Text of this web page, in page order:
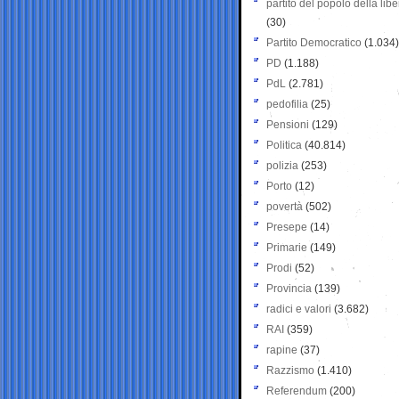
partito del popolo della
(30)
Partito Democratico (1.034)
PD (1.188)
PdL (2.781)
pedofilia (25)
Pensioni (129)
Politica (40.814)
polizia (253)
Porto (12)
povertà (502)
Presepe (14)
Primarie (149)
Prodi (52)
Provincia (139)
radici e valori (3.682)
RAI (359)
rapine (37)
Razzismo (1.410)
Referendum (200)